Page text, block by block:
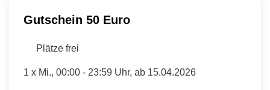
Gutschein 50 Euro
Plätze frei
1 x Mi., 00:00 - 23:59 Uhr, ab 15.04.2026